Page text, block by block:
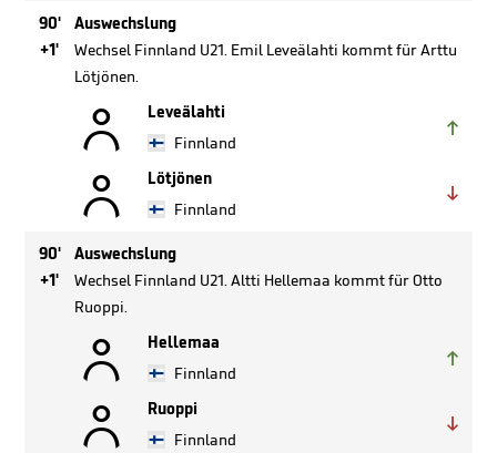
90'
+1'
Auswechslung
Wechsel Finnland U21. Emil Leveälahti kommt für Arttu
Lötjönen.

Leveälahti
Finnland


Lötjönen
Finnland

90'
+1'
Auswechslung
Wechsel Finnland U21. Altti Hellemaa kommt für Otto
Ruoppi.

Hellemaa
Finnland


Ruoppi
Finnland
